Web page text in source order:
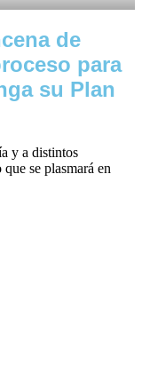
de
para
su Plan
y a distintos
se plasmará en